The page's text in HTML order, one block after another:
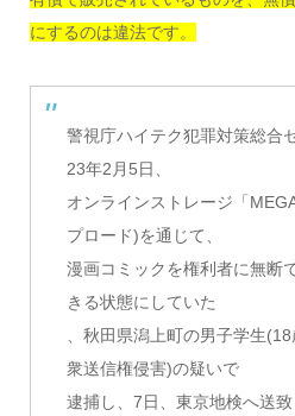
にするのは違法です。
警視庁ハイテク犯罪対策総合
23年2月5日、
オンラインストレージ「
プロード)を通じて、
漫画コミックを権利者に無断
きる状態にしていた
、秋田県潟上町の男子学生
衆送信権侵害)の疑いで
逮捕し、7日、東京地検へ送致